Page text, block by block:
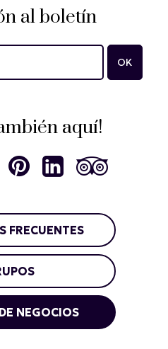
al boletín
aquí!
FRECUENTES
NEGOCIOS